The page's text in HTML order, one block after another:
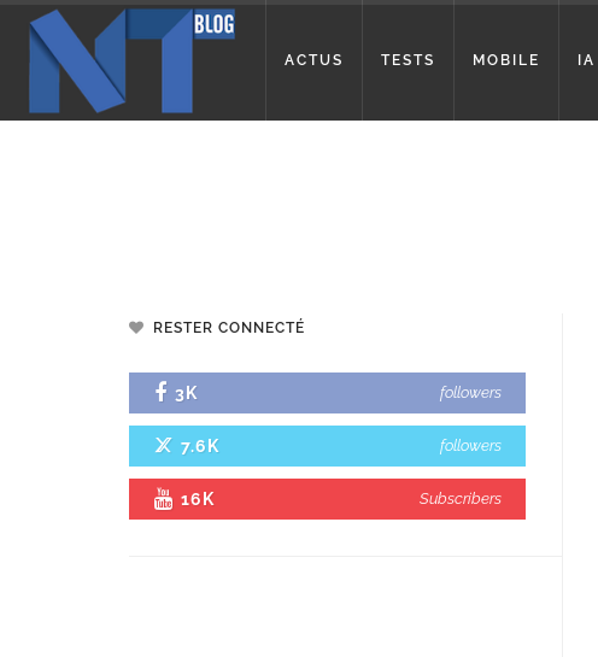
ACTUS TESTS MOBILE IA
RESTER CONNECTÉ
3K followers
7.6K followers
16K Subscribers